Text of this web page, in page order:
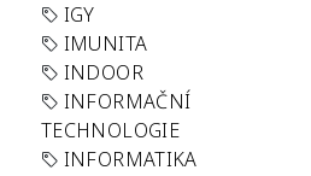
IGY
IMUNITA
INDOOR
INFORMAČNÍ
TECHNOLOGIE
INFORMATIKA